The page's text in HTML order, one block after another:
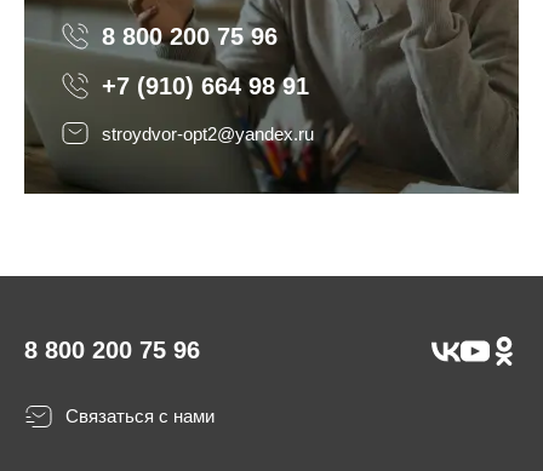
8 800 200 75 96 8 800 200 75 96
+7 (910) 664 98 91
stroydvor-opt2@yandex.ru
8 800 200 75 96
Связаться с нами